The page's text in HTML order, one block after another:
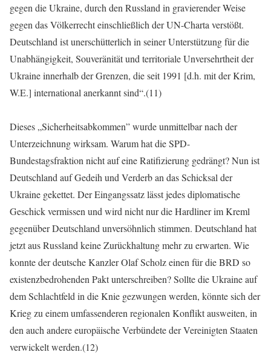
gegen die Ukraine, durch den Russland in gravierender Weise
gegen das Völkerrecht einschließlich der UN-Charta verstößt.
Deutschland ist unerschütterlich in seiner Unterstützung für die
Unabhängigkeit, Souveränität und territoriale Unversehrtheit der
Ukraine innerhalb der Grenzen, die seit 1991 [d.h. mit der Krim,
W.E.] international anerkannt sind“.(11)
Dieses „Sicherheitsabkommen” wurde unmittelbar nach der
Unterzeichnung wirksam. Warum hat die SPD-
Bundestagsfraktion nicht auf eine Ratifizierung gedrängt? Nun ist
Deutschland auf Gedeih und Verderb an das Schicksal der
Ukraine gekettet. Der Eingangssatz lässt jedes diplomatische
Geschick vermissen und wird nicht nur die Hardliner im Kreml
gegenüber Deutschland unversöhnlich stimmen. Deutschland hat
jetzt aus Russland keine Zurückhaltung mehr zu erwarten. Wie
konnte der deutsche Kanzler Olaf Scholz einen für die BRD so
existenzbedrohenden Pakt unterschreiben? Sollte die Ukraine auf
dem Schlachtfeld in die Knie gezwungen werden, könnte sich der
Krieg zu einem umfassenderen regionalen Konflikt ausweiten, in
den auch andere europäische Verbündete der Vereinigten Staaten
verwickelt werden.(12)